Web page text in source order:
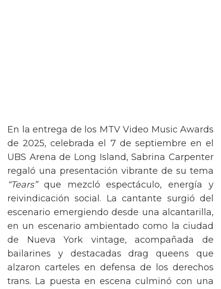
En la entrega de los MTV Video Music Awards
de 2025, celebrada el 7 de septiembre en el
UBS Arena de Long Island, Sabrina Carpenter
regaló una presentación vibrante de su tema
“Tears”que mezcló espectáculo, energía y
reivindicación social. La cantante surgió del
escenario emergiendo desde una alcantarilla,
en un escenario ambientado como la ciudad
de Nueva York vintage, acompañada de
bailarines y destacadas drag queens que
alzaron carteles en defensa de los derechos
trans. La puesta en escena culminó con una